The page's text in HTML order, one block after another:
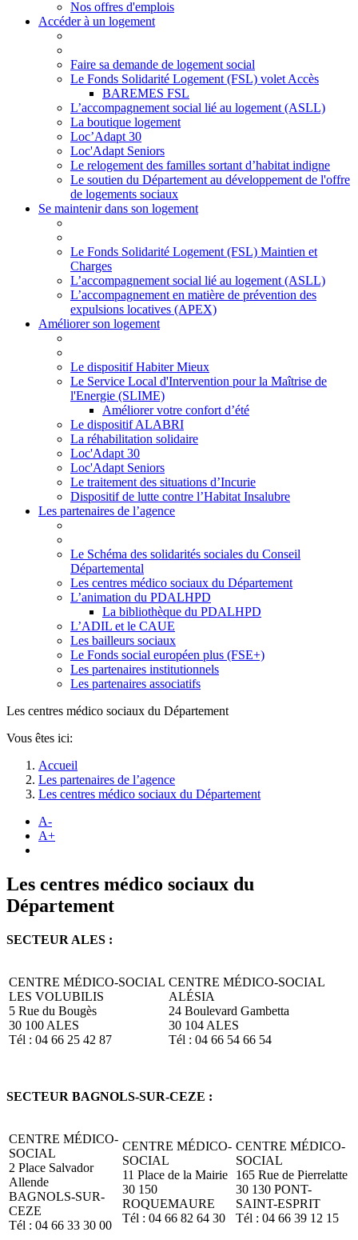
Nos offres d'emplois
Accéder à un logement
Faire sa demande de logement social
Le Fonds Solidarité Logement (FSL) volet Accès
BAREMES FSL
L’accompagnement social lié au logement (ASLL)
La boutique logement
Loc’Adapt 30
Loc'Adapt Seniors
Le relogement des familles sortant d’habitat indigne
Le soutien du Département au développement de l'offre
de logements sociaux
Se maintenir dans son logement
Le Fonds Solidarité Logement (FSL) Maintien et
Charges
L’accompagnement social lié au logement (ASLL)
L’accompagnement en matière de prévention des
expulsions locatives (APEX)
Améliorer son logement
Le dispositif Habiter Mieux
Le Service Local d'Intervention pour la Maîtrise de
l'Energie (SLIME)
Améliorer votre confort d’été
Le dispositif ALABRI
La réhabilitation solidaire
Loc'Adapt 30
Loc'Adapt Seniors
Le traitement des situations d’Incurie
Dispositif de lutte contre l’Habitat Insalubre
Les partenaires de l’agence
Le Schéma des solidarités sociales du Conseil
Départemental
Les centres médico sociaux du Département
L’animation du PDALHPD
La bibliothèque du PDALHPD
L’ADIL et le CAUE
Les bailleurs sociaux
Le Fonds social européen plus (FSE+)
Les partenaires institutionnels
Les partenaires associatifs
Les centres médico sociaux du Département
Vous êtes ici:
Accueil
Les partenaires de l’agence
Les centres médico sociaux du Département
A-
A+
Les centres médico sociaux du
Département
SECTEUR ALES :
CENTRE MÉDICO-SOCIAL
LES VOLUBILIS
5 Rue du Bougès
30 100 ALES
Tél : 04 66 25 42 87
CENTRE MÉDICO-SOCIAL
ALÉSIA
24 Boulevard Gambetta
30 104 ALES
Tél : 04 66 54 66 54
SECTEUR BAGNOLS-SUR-CEZE :
CENTRE MÉDICO-
SOCIAL
2 Place Salvador
Allende
BAGNOLS-SUR-
CEZE
Tél : 04 66 33 30 00
CENTRE MÉDICO-
SOCIAL
11 Place de la Mairie
30 150
ROQUEMAURE
Tél : 04 66 82 64 30
CENTRE MÉDICO-
SOCIAL
165 Rue de Pierrelatte
30 130 PONT-
SAINT-ESPRIT
Tél : 04 66 39 12 15